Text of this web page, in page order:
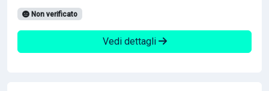
Non verificato
Vedi dettagli